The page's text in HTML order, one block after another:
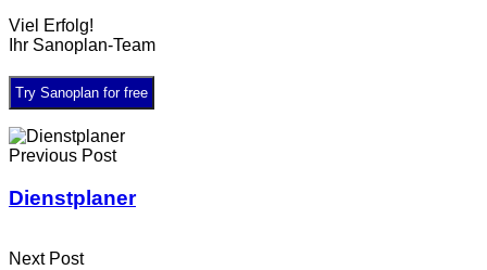
Viel Erfolg!
Ihr Sanoplan-Team
Try Sanoplan for free
Previous Post
Dienstplaner
Next Post